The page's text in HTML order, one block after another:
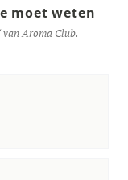
moet weten
Aroma Club.